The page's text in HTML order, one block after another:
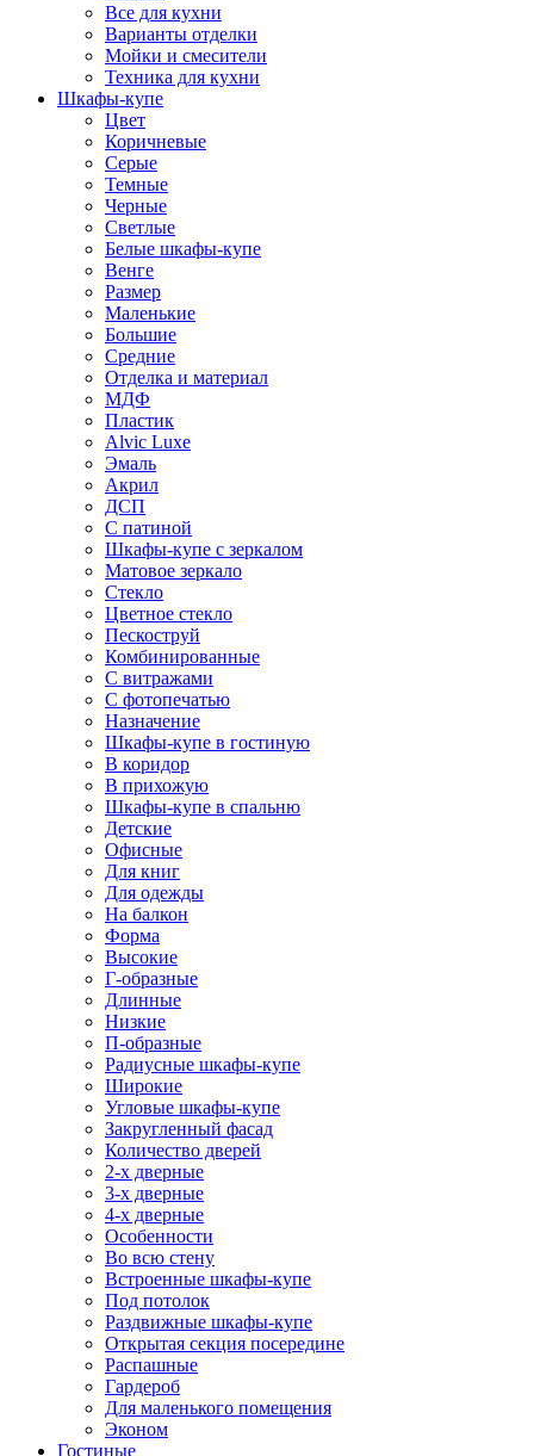
Все для кухни
Варианты отделки
Мойки и смесители
Техника для кухни
Шкафы-купе
Цвет
Коричневые
Серые
Темные
Черные
Светлые
Белые шкафы-купе
Венге
Размер
Маленькие
Большие
Средние
Отделка и материал
МДФ
Пластик
Alvic Luxe
Эмаль
Акрил
ДСП
С патиной
Шкафы-купе с зеркалом
Матовое зеркало
Стекло
Цветное стекло
Пескоструй
Комбинированные
С витражами
С фотопечатью
Назначение
Шкафы-купе в гостиную
В коридор
В прихожую
Шкафы-купе в спальню
Детские
Офисные
Для книг
Для одежды
На балкон
Форма
Высокие
Г-образные
Длинные
Низкие
П-образные
Радиусные шкафы-купе
Широкие
Угловые шкафы-купе
Закругленный фасад
Количество дверей
2-х дверные
3-х дверные
4-х дверные
Особенности
Во всю стену
Встроенные шкафы-купе
Под потолок
Раздвижные шкафы-купе
Открытая секция посередине
Распашные
Гардероб
Для маленького помещения
Эконом
Гостиные